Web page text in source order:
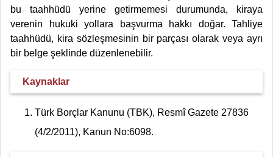
bu taahhüdü yerine getirmemesi durumunda, kiraya
verenin hukuki yollara başvurma hakkı doğar. Tahliye
taahhüdü, kira sözleşmesinin bir parçası olarak veya ayrı
bir belge şeklinde düzenlenebilir.
Kaynaklar
Türk Borçlar Kanunu (TBK), Resmî Gazete 27836
(4/2/2011), Kanun No:6098.